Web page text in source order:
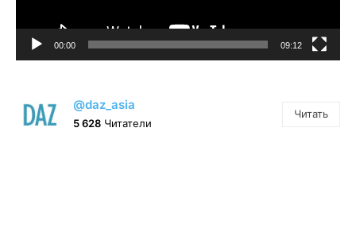
00:00 09:12
@daz_asia
5 628 Читатели
Читать